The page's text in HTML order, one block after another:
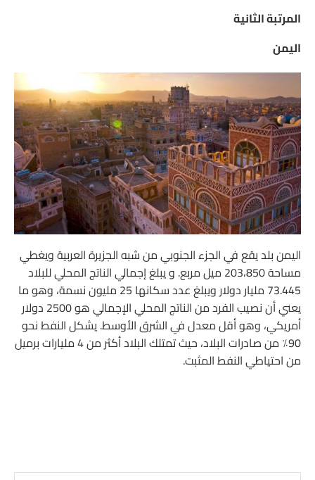
المرتبة الثانية
اليمن
اليمن بلد يقع في الجزء الجنوبي من شبه الجزيرة العربية ويغطي
مساحة 203،850 ميل مربع. و يبلغ إجمالي الناتج المحلي للبلاد
73.445 مليار دولار ويبلغ عدد سكانها 25 مليون نسمة، وهو ما
يعني أن نصيب الفرد من الناتج المحلي الإجمالي هو 2500 دولار
أمريكي، وهو أقل معدل في الشرق الأوسط. يشكل النفط نحو
90٪ من صادرات البلاد، حيث تمتلك البلاد أكثر من 4 مليارات برميل
من احتياطي النفط المثبت.